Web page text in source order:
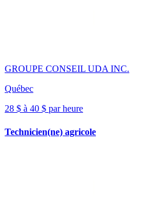
GROUPE CONSEIL UDA INC.
Québec
28 $ à 40 $ par heure
Technicien(ne) agricole